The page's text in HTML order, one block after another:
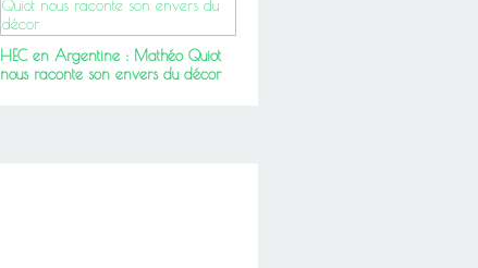
HEC en Argentine : Mathéo Quiot
nous raconte son envers du décor